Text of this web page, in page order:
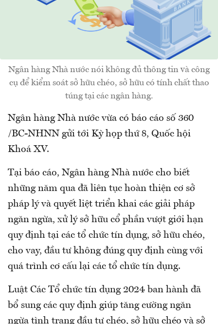
Ngân hàng Nhà nước nói không đủ thông tin và công
cụ để kiểm soát sở hữu chéo, sở hữu có tính chất thao
túng tại các ngân hàng.
Ngân hàng Nhà nước vừa có báo cáo số 360
/BC-NHNN gửi tới Kỳ họp thứ 8, Quốc hội
Khoá XV.
Tại báo cáo, Ngân hàng Nhà nước cho biết
những năm qua đã liên tục hoàn thiện cơ sở
pháp lý và quyết liệt triển khai các giải pháp
ngăn ngừa, xử lý sở hữu cổ phần vượt giới hạn
quy định tại các tổ chức tín dụng, sở hữu chéo,
cho vay, đầu tư không đúng quy định cùng với
quá trình cơ cấu lại các tổ chức tín dụng.
Luật Các Tổ chức tín dụng 2024 ban hành đã
bổ sung các quy định giúp tăng cường ngăn
ngừa tình trạng đầu tư chéo, sở hữu chéo và sở